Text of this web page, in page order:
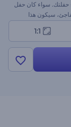
حفلتك. سواء كان حفل
سيكون هذا
مميزة لا تنسى!
1:1